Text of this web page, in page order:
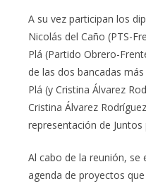
A su vez participan los
Nicolás del Caño (PTS-
Plá (Partido Obrero-
de las dos bancadas
Plá (y Cristina Álvarez
Cristina Álvarez
representación de Juntos
Al cabo de la reunión, se
agenda de proyectos